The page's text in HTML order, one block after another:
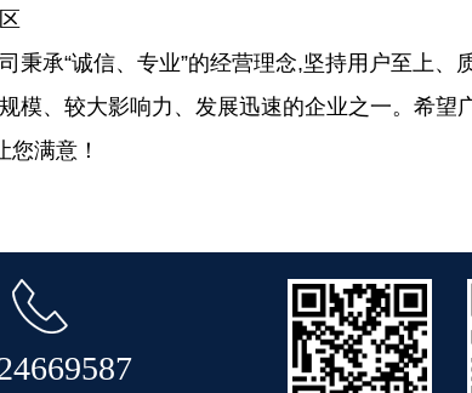
秉承“诚信、专业”的经营理念,坚持用户至上、
模、较大影响力、发展迅速的企业之一。希望
满意！